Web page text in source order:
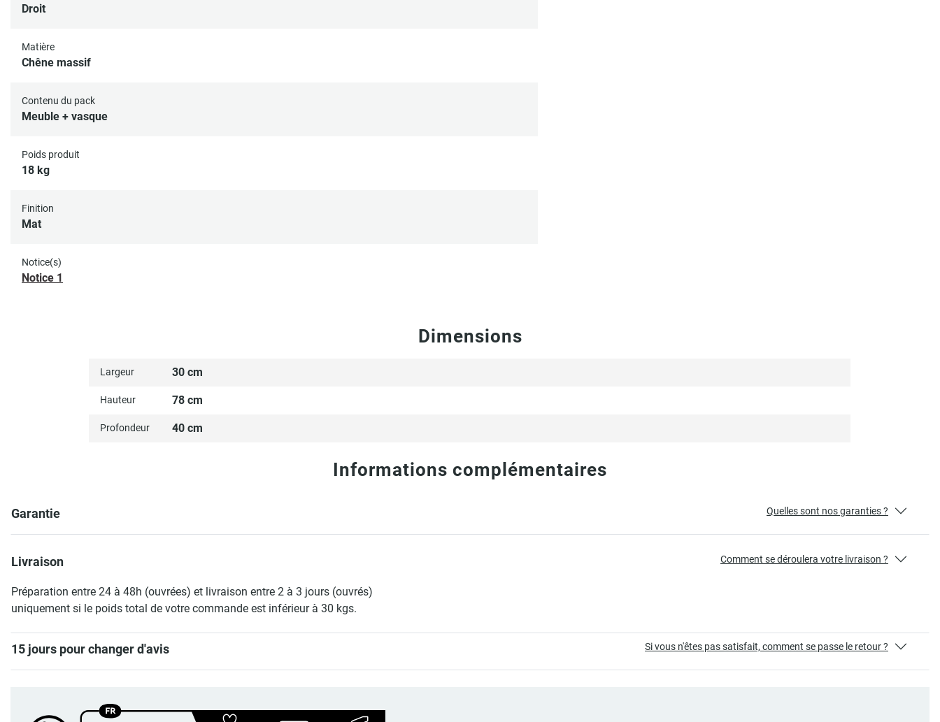
Droit
Matière
Chêne massif
Contenu du pack
Meuble + vasque
Poids produit
18 kg
Finition
Mat
Notice(s)
Notice 1
Dimensions
Largeur 30 cm
Hauteur 78 cm
Profondeur 40 cm
Informations complémentaires
Garantie Quelles sont nos garanties ?
Livraison
Préparation entre 24 à 48h (ouvrées) et livraison entre 2 à 3 jours (ouvrés)
uniquement si le poids total de votre commande est inférieur à 30 kgs.
Comment se déroulera votre livraison ?
15 jours pour changer d'avis Si vous n'êtes pas satisfait, comment se passe le retour ?